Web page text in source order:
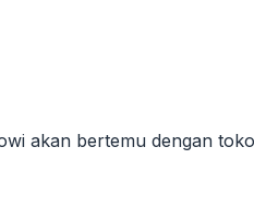
akan bertemu dengan